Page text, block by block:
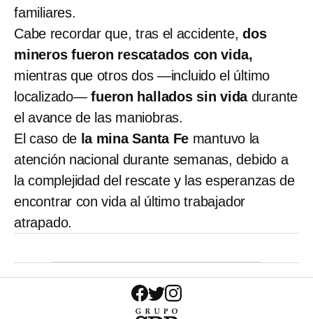
familiares.
Cabe recordar que, tras el accidente, dos
mineros fueron rescatados con vida,
mientras que otros dos —incluido el último
localizado—fueron hallados sin vidadurante
el avance de las maniobras.
El caso de la mina Santa Fe mantuvo la
atención nacional durante semanas, debido a
la complejidad del rescate y las esperanzas de
encontrar con vida al último trabajador
atrapado.